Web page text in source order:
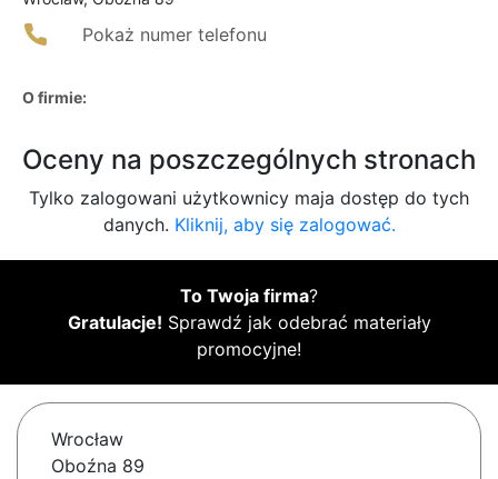
Pokaż numer telefonu
O firmie:
Oceny na poszczególnych stronach
Tylko zalogowani użytkownicy maja dostęp do tych
danych. Kliknij, aby się zalogować.
To Twoja firma?
Gratulacje! Sprawdź jak odebrać materiały
promocyjne!
Wrocław
Oboźna 89